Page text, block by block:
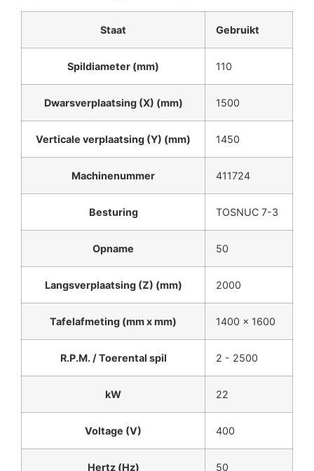
Staat Gebruikt
Spildiameter (mm) 110
Dwarsverplaatsing (X) (mm) 1500
Verticale verplaatsing (Y) (mm) 1450
Machinenummer 411724
Besturing TOSNUC 7-3
Opname 50
Langsverplaatsing (Z) (mm) 2000
Tafelafmeting (mm x mm) 1400 x 1600
R.P.M. / Toerental spil 2 - 2500
kW 22
Voltage (V) 400
Hertz (Hz) 50